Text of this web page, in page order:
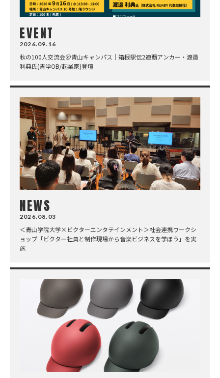
EVENT
2026.09.16
秋の100人交流会＠青山キャンパス｜箱根駅伝2連覇アンカー・渡邉
利典氏(青学OB/起業家)登壇
NEWS
2026.08.03
＜青山学院大学×ビクターエンタテインメント＞社会連携ワークシ
ョップ「ビクター社員と制作現場から音楽ビジネスを学ぼう」を実
施